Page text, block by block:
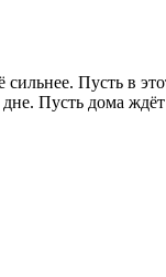
Пусть в
Пусть дома